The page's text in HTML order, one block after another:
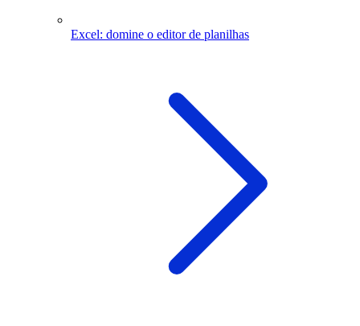
Excel: domine o editor de planilhas